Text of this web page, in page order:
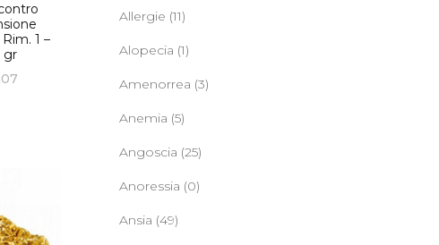
1 –
gr
Allergie (11)
Alopecia (1)
Amenorrea (3)
Anemia (5)
Angoscia (25)
Anoressia (0)
Ansia (49)